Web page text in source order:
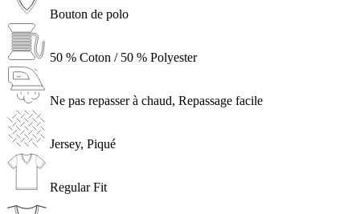
Bouton de polo
50 % Coton / 50 % Polyester
Ne pas repasser à chaud, Repassage facile
Jersey, Piqué
Regular Fit